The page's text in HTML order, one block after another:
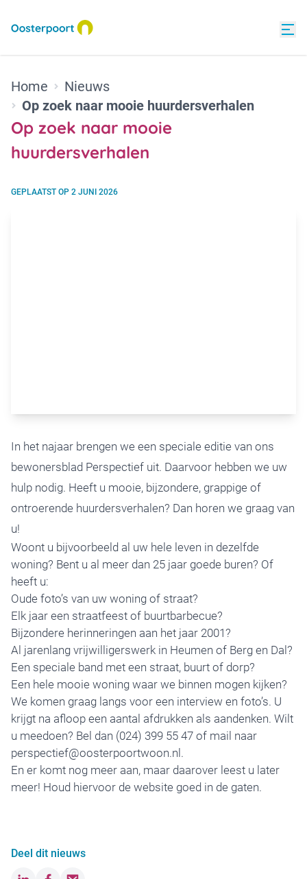
Home
Nieuws
Op zoek naar mooie huurdersverhalen
Op zoek naar mooie
huurdersverhalen
GEPLAATST OP 2 JUNI 2026
In het najaar brengen we een speciale editie van ons
bewonersblad Perspectief uit. Daarvoor hebben we uw
hulp nodig. Heeft u mooie, bijzondere, grappige of
ontroerende huurdersverhalen? Dan horen we graag van
u!
Woont u bijvoorbeeld al uw hele leven in dezelfde
woning? Bent u al meer dan 25 jaar goede buren? Of
heeft u:
Oude foto’s van uw woning of straat?
Elk jaar een straatfeest of buurtbarbecue?
Bijzondere herinneringen aan het jaar 2001?
Al jarenlang vrijwilligerswerk in Heumen of Berg en Dal?
Een speciale band met een straat, buurt of dorp?
Een hele mooie woning waar we binnen mogen kijken?
We komen graag langs voor een interview en foto’s. U
krijgt na afloop een aantal afdrukken als aandenken. Wilt
u meedoen? Bel dan (024) 399 55 47 of mail naar
perspectief@oosterpoortwoon.nl .
En er komt nog meer aan, maar daarover leest u later
meer! Houd hiervoor de website goed in de gaten.
Deel dit nieuws